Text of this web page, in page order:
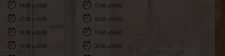
14.08. u 16:00 15.08. u 04:00
17.08. u 16:00 18.08. u 04:00
18.08. u 16:00 19.08. u 04:00
19.08. u 16:00 20.08. u 04:00